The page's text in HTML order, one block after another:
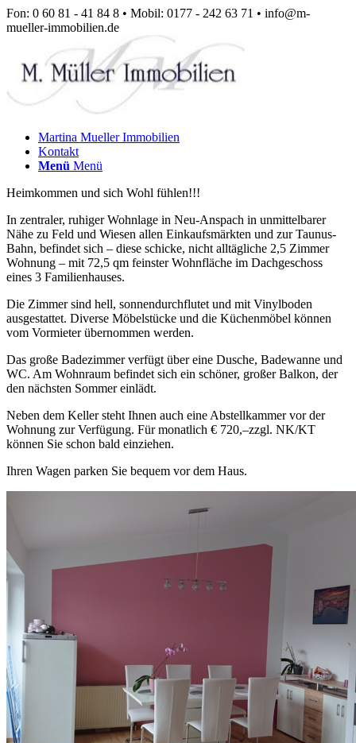
Fon: 0 60 81 - 41 84 8 • Mobil: 0177 - 242 63 71 • info@m-
mueller-immobilien.de
Martina Mueller Immobilien
Kontakt
Menü Menü
Heimkommen und sich Wohl fühlen!!!
In zentraler, ruhiger Wohnlage in Neu-Anspach in unmittelbarer
Nähe zu Feld und Wiesen allen Einkaufsmärkten und zur Taunus-
Bahn, befindet sich – diese schicke, nicht alltägliche 2,5 Zimmer
Wohnung – mit 72,5 qm feinster Wohnfläche im Dachgeschoss
eines 3 Familienhauses.
Die Zimmer sind hell, sonnendurchflutet und mit Vinylboden
ausgestattet. Diverse Möbelstücke und die Küchenmöbel können
vom Vormieter übernommen werden.
Das große Badezimmer verfügt über eine Dusche, Badewanne und
WC. Am Wohnraum befindet sich ein schöner, großer Balkon, der
den nächsten Sommer einlädt.
Neben dem Keller steht Ihnen auch eine Abstellkammer vor der
Wohnung zur Verfügung. Für monatlich € 720,–zzgl. NK/KT
können Sie schon bald einziehen.
Ihren Wagen parken Sie bequem vor dem Haus.